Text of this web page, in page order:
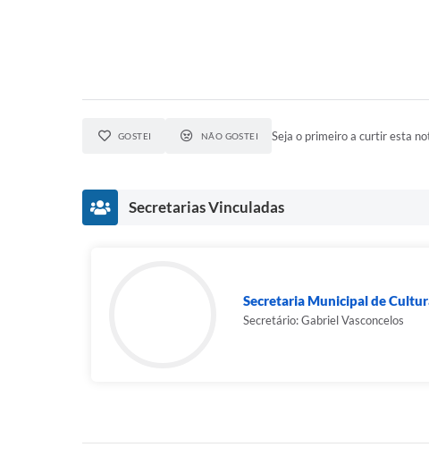
GOSTEI NÃO GOSTEI Seja o primeiro a curtir esta
Secretarias Vinculadas
Secretaria Municipal de
Secretário: Gabriel Vasconcelos